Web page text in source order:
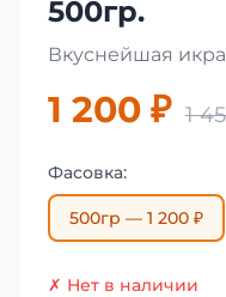
500гр.
Вкуснейшая
1 200 ₽ 1
Фасовка:
500гр — 1 200 ₽
✗ Нет в наличии